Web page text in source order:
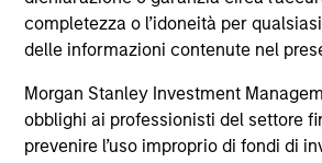
completezza o l’idoneità per
delle informazioni contenute nel
Morgan Stanley Investment
obblighi ai professionisti del settore
prevenire l’uso improprio di fondi di
all’emissione e al rimborso delle
dati relativi alle performance e agli
Investment Management Limited
Il valore degli investimenti e i proventi
possono aumentare come diminuire e
non